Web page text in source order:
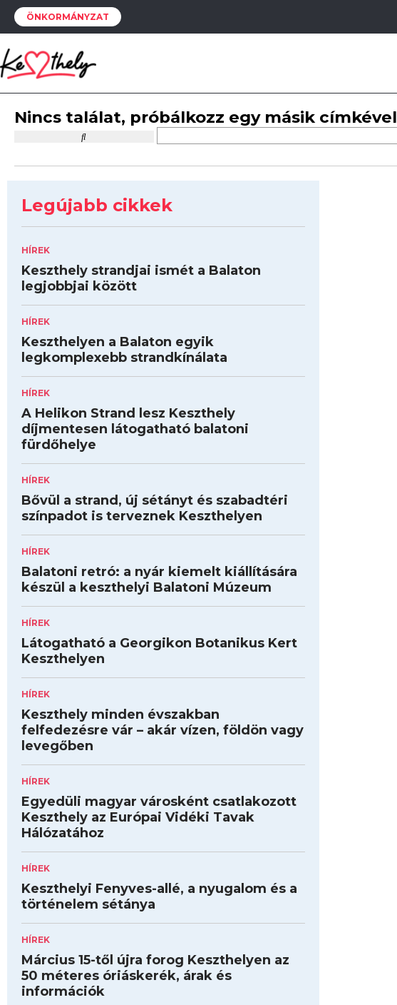
ÖNKORMÁNYZAT
Nincs találat, próbálkozz egy másik címkével
Legújabb cikkek
HÍREK
Keszthely strandjai ismét a Balaton
legjobbjai között
HÍREK
Keszthelyen a Balaton egyik
legkomplexebb strandkínálata
HÍREK
A Helikon Strand lesz Keszthely
díjmentesen látogatható balatoni
fürdőhelye
HÍREK
Bővül a strand, új sétányt és szabadtéri
színpadot is terveznek Keszthelyen
HÍREK
Balatoni retró: a nyár kiemelt kiállítására
készül a keszthelyi Balatoni Múzeum
HÍREK
Látogatható a Georgikon Botanikus Kert
Keszthelyen
HÍREK
Keszthely minden évszakban
felfedezésre vár – akár vízen, földön vagy
levegőben
HÍREK
Egyedüli magyar városként csatlakozott
Keszthely az Európai Vidéki Tavak
Hálózatához
HÍREK
Keszthelyi Fenyves-allé, a nyugalom és a
történelem sétánya
HÍREK
Március 15-től újra forog Keszthelyen az
50 méteres óriáskerék, árak és
információk